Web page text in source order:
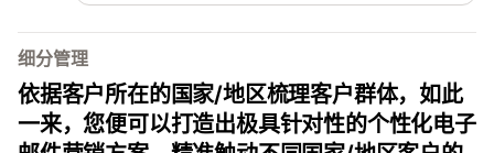
细分管理
依据客户所在的国家/地区梳理客户群体，如此
一来，您便可以打造出极具针对性的个性化电子